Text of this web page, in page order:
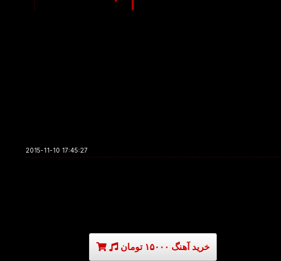
2015-11-10 17:45:27
خرید آهنگ ۱۵۰۰۰ تومان